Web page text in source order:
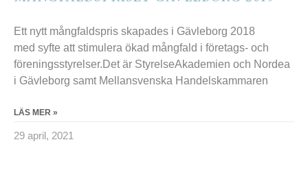
Ett nytt mångfaldspris skapades i Gävleborg 2018
med syfte att stimulera ökad mångfald i företags- och
föreningsstyrelser.Det är StyrelseAkademien och Nordea
i Gävleborg samt Mellansvenska Handelskammaren
LÄS MER »
29 april, 2021